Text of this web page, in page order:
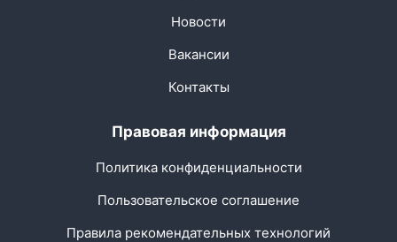
Новости
Вакансии
Контакты
Правовая информация
Политика конфиденциальности
Пользовательское соглашение
Правила рекомендательных технологий